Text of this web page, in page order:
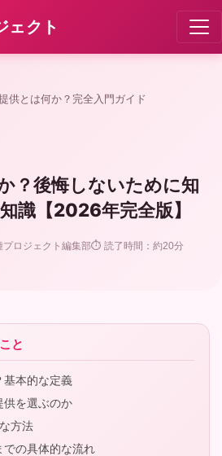
ェクト
供とは何か？完全入門ガイド
？後悔しないために知
識【2026年完全版】
ロジェクト編集部⏱ 読了時間：約20分
と
基本的な定義
供を選ぶのか
方法
での具体的な流れ